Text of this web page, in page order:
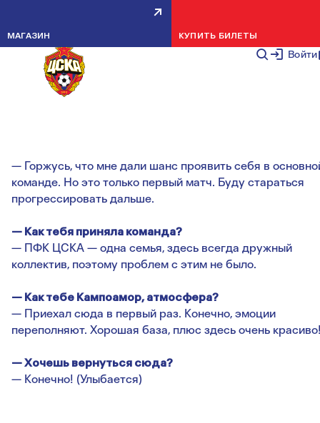
Войти
МАГАЗИН КУПИТЬ БИЛЕТЫ
МАКСИМ ЕЛЕЕВ: БУДУ
СТАРАТЬСЯ
ДАЛЬШЕ
— Горжусь, что мне дали шанс проявить себя в
команде. Но это только первый матч. Буду стараться
прогрессировать дальше.
— Как тебя приняла команда?
— ПФК ЦСКА — одна семья, здесь всегда дружный
коллектив, поэтому проблем с этим не было.
— Как тебе Кампоамор, атмосфера?
— Приехал сюда в первый раз. Конечно, эмоции
переполняют. Хорошая база, плюс здесь очень
— Хочешь вернуться сюда?
— Конечно! (Улыбается)